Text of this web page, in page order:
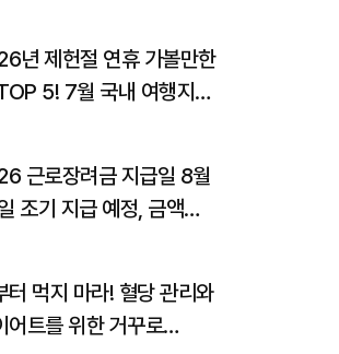
년 제헌절 연휴 가볼만한
5! 7월 국내 여행지
근로장려금 지급일 8월
조기 지급 예정, 금액
터 먹지 마라! 혈당 관리와
어트를 위한 거꾸로